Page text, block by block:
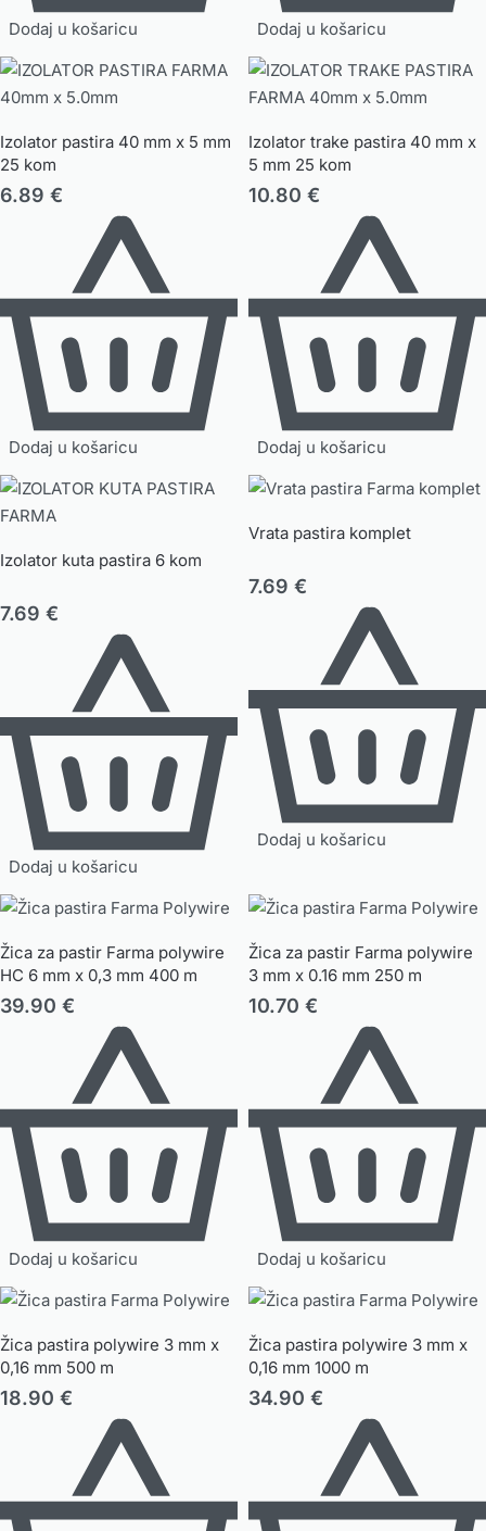
Dodaj u košaricu Dodaj u košaricu
Izolator pastira 40 mm x 5 mm
25 kom
6.89 €
Dodaj u košaricu
Izolator trake pastira 40 mm x
5 mm 25 kom
10.80 €
Dodaj u košaricu
Izolator kuta pastira 6 kom
7.69 €
Dodaj u košaricu
Vrata pastira komplet
7.69 €
Dodaj u košaricu
Žica za pastir Farma polywire
HC 6 mm x 0,3 mm 400 m
39.90 €
Dodaj u košaricu
Žica za pastir Farma polywire
3 mm x 0.16 mm 250 m
10.70 €
Dodaj u košaricu
Žica pastira polywire 3 mm x
0,16 mm 500 m
18.90 €
Žica pastira polywire 3 mm x
0,16 mm 1000 m
34.90 €